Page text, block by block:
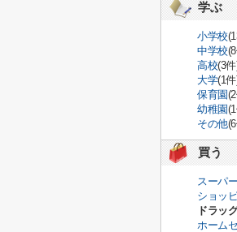
学ぶ
小学校
中学校
高校(3
大学(1
保育園
幼稚園
その他
買う
スーパ
ショッ
ドラッ
ホーム